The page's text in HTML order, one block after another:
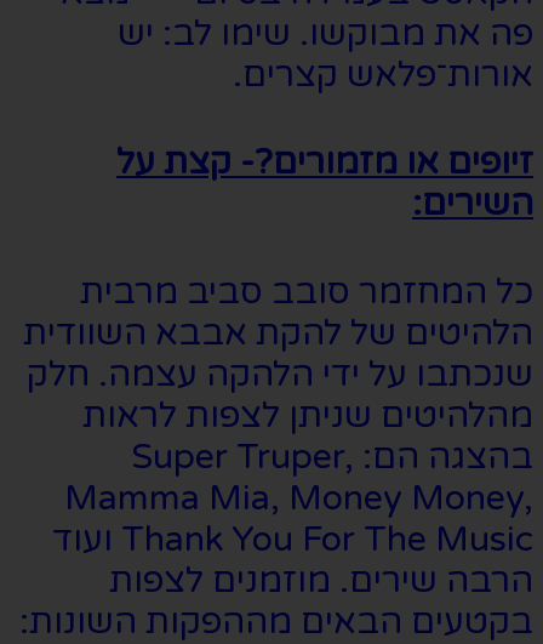
פה את מבוקשו. שימו לב: יש
אורות־פלאש קצרים.
זיופים או מזמורים?- קצת על
השירים:
כל המחזמר סובב סביב מרבית
הלהיטים של להקת אבבא השוודית
שנכתבו על ידי הלהקה עצמה. חלק
מהלהיטים שניתן לצפות לראות
בהצגה הם: Super Truper,
Mamma Mia, Money Money,
Thank You For The Music ועוד
הרבה שירים. מוזמנים לצפות
בקטעים הבאים מההפקות השונות: